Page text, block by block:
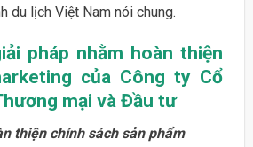
du lịch Việt Nam nói chung.
pháp nhằm hoàn thiện
của Công ty Cổ
mại và Đầu tư
thiện chính sách sản phẩm